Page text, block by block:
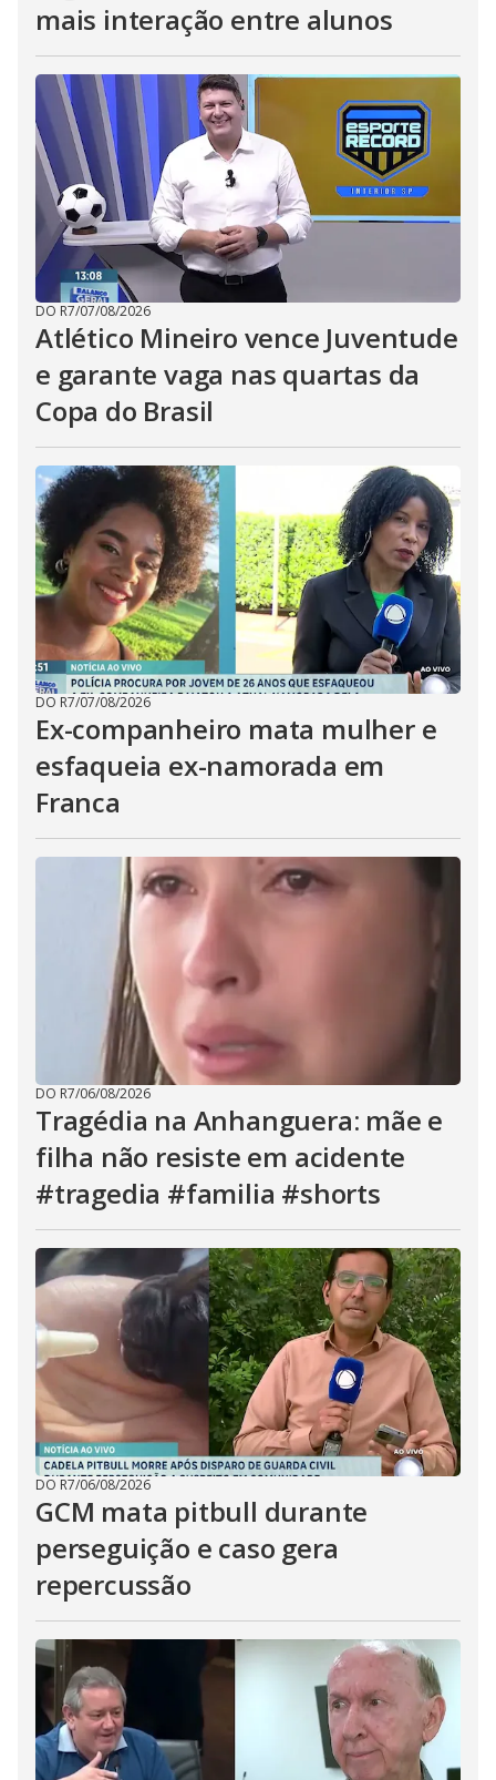
mais interação entre alunos
DO R7/07/08/2026
Atlético Mineiro vence Juventude
e garante vaga nas quartas da
Copa do Brasil
DO R7/07/08/2026
Ex-companheiro mata mulher e
esfaqueia ex-namorada em
Franca
DO R7/06/08/2026
Tragédia na Anhanguera: mãe e
filha não resiste em acidente
#tragedia #familia #shorts
DO R7/06/08/2026
GCM mata pitbull durante
perseguição e caso gera
repercussão